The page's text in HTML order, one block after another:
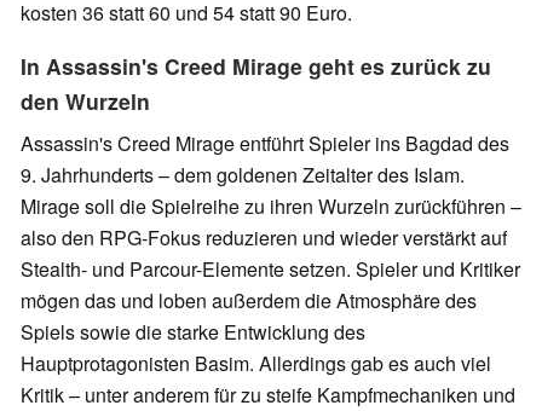
kosten 36 statt 60 und 54 statt 90 Euro.
In Assassin's Creed Mirage geht es zurück zu
den Wurzeln
Assassin's Creed Mirage entführt Spieler ins Bagdad des
9. Jahrhunderts – dem goldenen Zeitalter des Islam.
Mirage soll die Spielreihe zu ihren Wurzeln zurückführen –
also den RPG-Fokus reduzieren und wieder verstärkt auf
Stealth- und Parcour-Elemente setzen. Spieler und Kritiker
mögen das und loben außerdem die Atmosphäre des
Spiels sowie die starke Entwicklung des
Hauptprotagonisten Basim. Allerdings gab es auch viel
Kritik – unter anderem für zu steife Kampfmechaniken und